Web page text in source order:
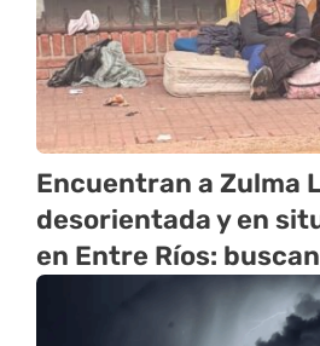
Encuentran a Zulma
desorientada y en
en Entre Ríos: